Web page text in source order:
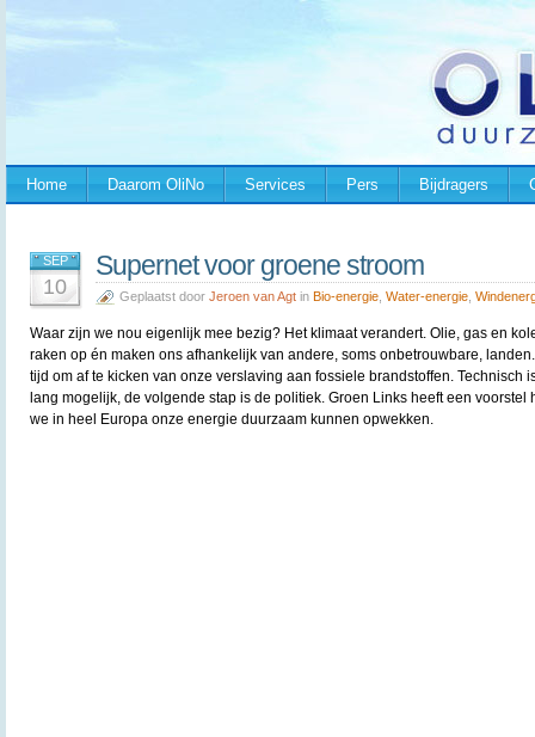
Home Daarom OliNo Services Pers Bijdragers
SEP
10
Supernet voor groene stroom
Geplaatst door Jeroen van Agt in Bio-energie Water-energie
Waar zijn we nou eigenlijk mee bezig? Het klimaat verandert. Olie, gas en
raken op én maken ons afhankelijk van andere, soms onbetrouwbare,
tijd om af te kicken van onze verslaving aan fossiele brandstoffen. Technisch
lang mogelijk, de volgende stap is de politiek. Groen Links heeft een voorstel
we in heel Europa onze energie duurzaam kunnen opwekken.